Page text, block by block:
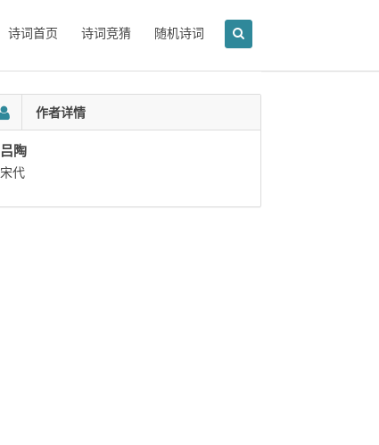
诗词首页 诗词竞猜 随机诗词
作者详情
吕陶
宋代